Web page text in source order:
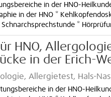
in der HNO-
in der HNO *
*
HNO,
in der Erich-
Allergietest, Hals-
in der HNO-